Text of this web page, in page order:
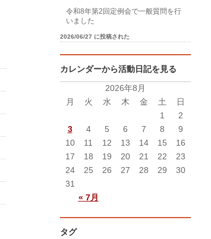
令和8年第2回定例会で一般質問を行
いました
2026/06/27 に投稿された
カレンダーから活動日記を見る
2026年8月
月
火 水 木 金 土 日
« 7月
1
2
3
4 5 6 7 8
9
10
11 12 13 14 15
16
17
18 19 20 21 22
23
24
25 26 27 28 29
30
31
タグ